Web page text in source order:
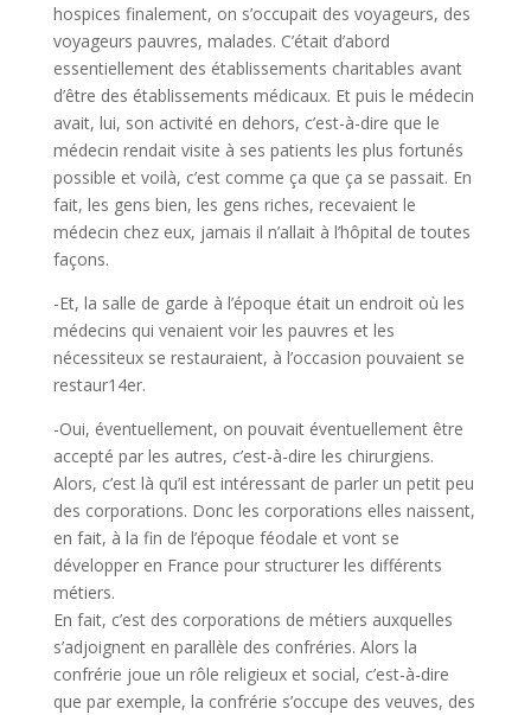
hospices finalement, on s’occupait des voyageurs, des
voyageurs pauvres, malades. C’était d’abord
essentiellement des établissements charitables avant
d’être des établissements médicaux. Et puis le médecin
avait, lui, son activité en dehors, c’est-à-dire que le
médecin rendait visite à ses patients les plus fortunés
possible et voilà, c’est comme ça que ça se passait. En
fait, les gens bien, les gens riches, recevaient le
médecin chez eux, jamais il n’allait à l’hôpital de toutes
façons.
-Et, la salle de garde à l’époque était un endroit où les
médecins qui venaient voir les pauvres et les
nécessiteux se restauraient, à l’occasion pouvaient se
restaur14er.
-Oui, éventuellement, on pouvait éventuellement être
accepté par les autres, c’est-à-dire les chirurgiens.
Alors, c’est là qu’il est intéressant de parler un petit peu
des corporations. Donc les corporations elles naissent,
en fait, à la fin de l’époque féodale et vont se
développer en France pour structurer les différents
métiers.
En fait, c’est des corporations de métiers auxquelles
s’adjoignent en parallèle des confréries. Alors la
confrérie joue un rôle religieux et social, c’est-à-dire
que par exemple, la confrérie s’occupe des veuves, des